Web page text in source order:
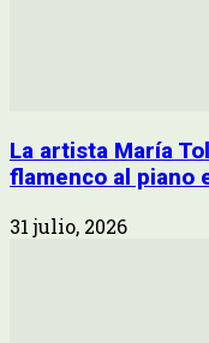
La artista María
flamenco al piano
31 julio, 2026